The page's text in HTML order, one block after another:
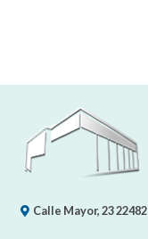
Calle Mayor, 2322482